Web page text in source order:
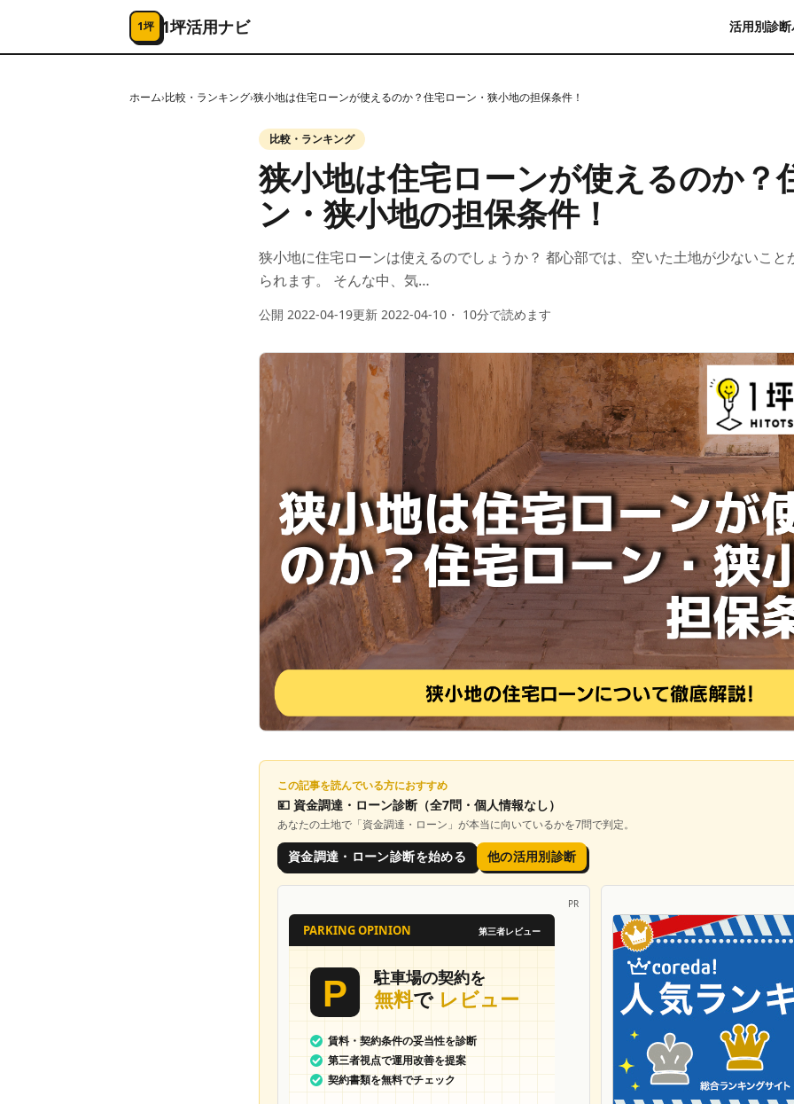
コンテンツへスキップ
1坪 1坪活用ナビ 活用別診断
ホーム›比較・ランキング›狭小地は住宅ローンが使えるのか？住宅ローン・狭小地の担保条件！
比較・ランキング
狭小地は住宅ローンが使えるのか？
ン・狭小地の担保条件！
狭小地に住宅ローンは使えるのでしょうか？ 都心部では、空いた土地が少ないこと
られます。 そんな中、気…
公開 2022-04-19更新 2022-04-10 ・ 10分で読めます
この記事を読んでいる方におすすめ
💴 資金調達・ローン診断 （全7問・個人情報なし）
あなたの土地で「資金調達・ローン 」が本当に向いているかを7問で判定。
資金調達・ローン診断を始める 他の活用別診断
PR